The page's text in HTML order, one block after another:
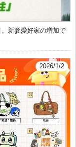
新参愛好家の増加で
2026/1/2